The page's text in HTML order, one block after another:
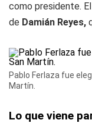
como presidente.
de Damián Reyes,
Pablo Ferlaza fue
Martín.
Lo que viene